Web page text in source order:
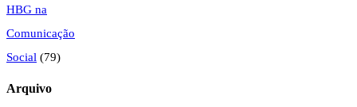
HBG na
Comunicação
Social (79)
Arquivo